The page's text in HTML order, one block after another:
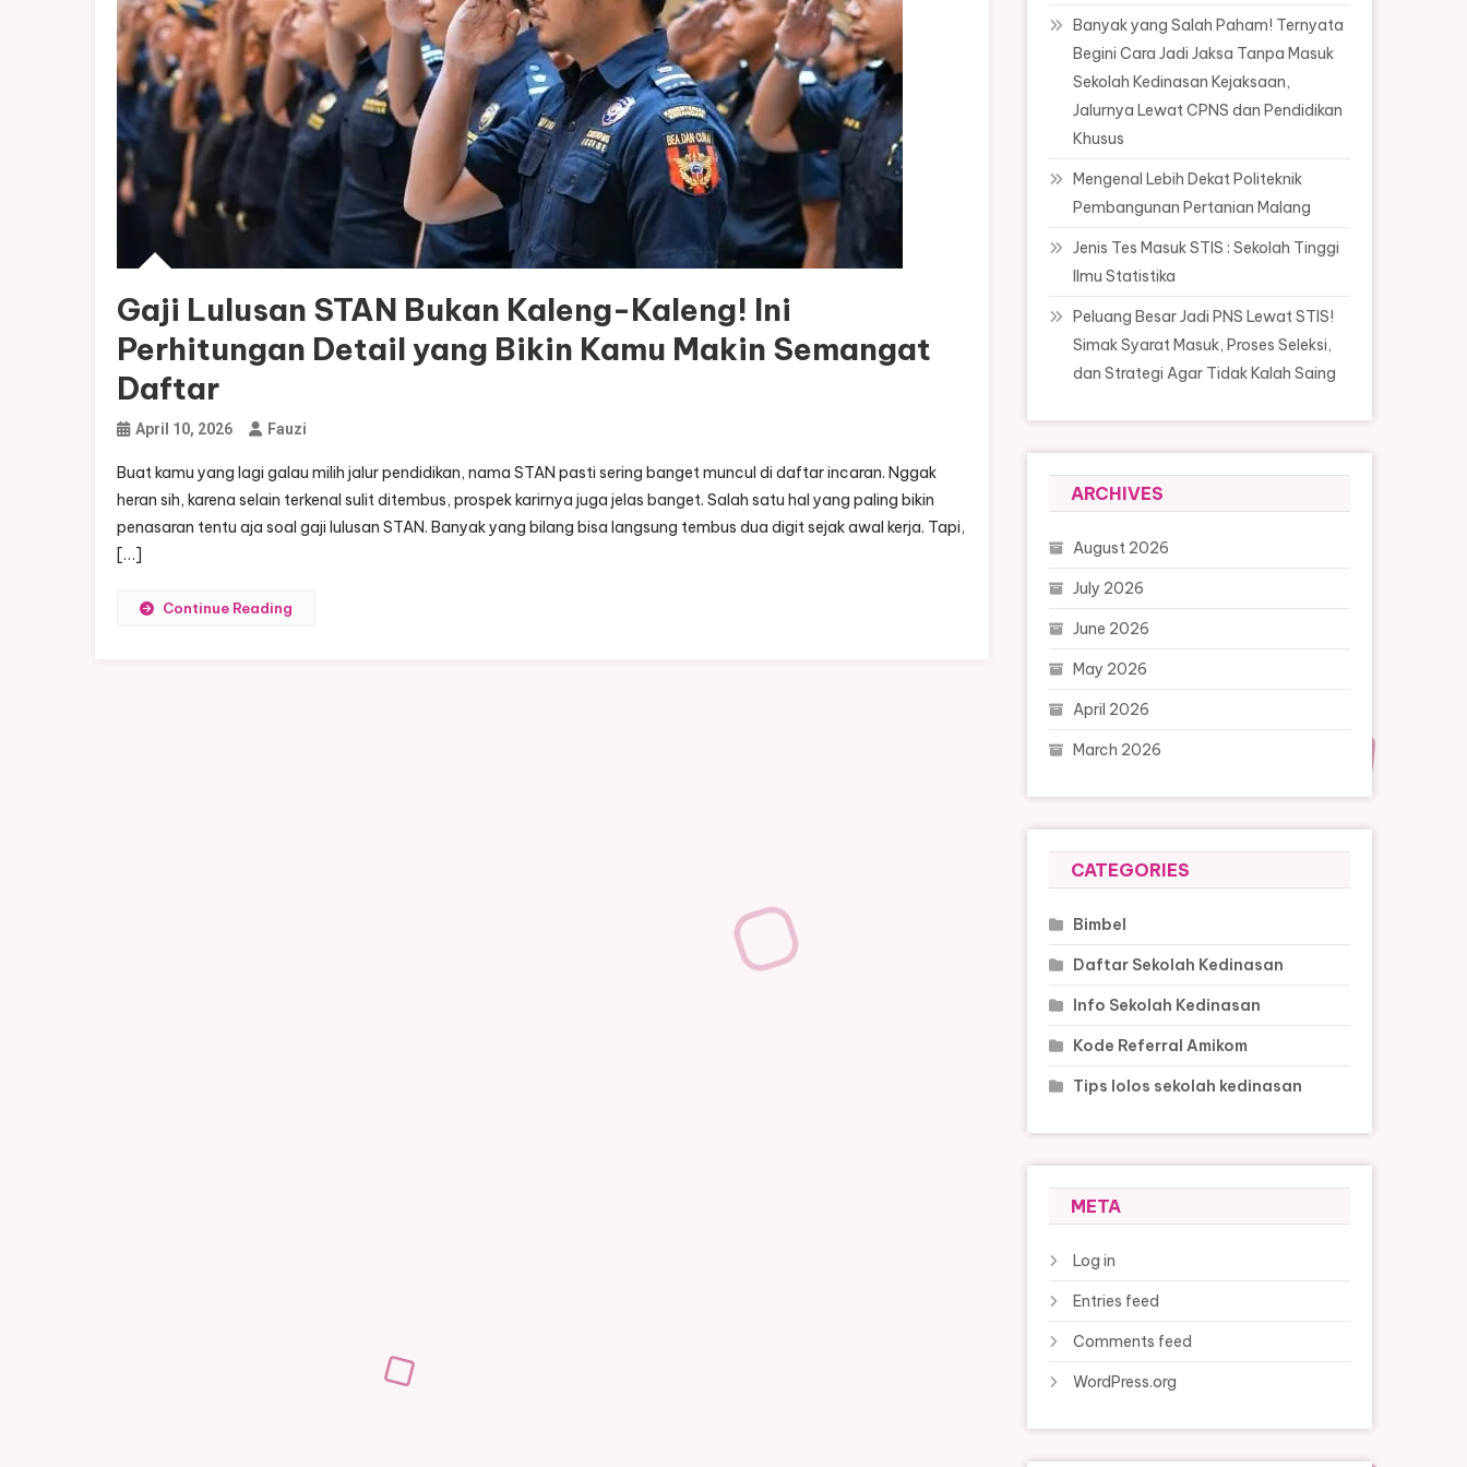
Gaji Lulusan STAN Bukan Kaleng-Kaleng! Ini
Perhitungan Detail yang Bikin Kamu Makin Semangat
Daftar
April 10, 2026 Fauzi
Buat kamu yang lagi galau milih jalur pendidikan, nama STAN pasti sering banget muncul di daftar incaran. Nggak
heran sih, karena selain terkenal sulit ditembus, prospek karirnya juga jelas banget. Salah satu hal yang paling bikin
penasaran tentu aja soal gaji lulusan STAN. Banyak yang bilang bisa langsung tembus dua digit sejak awal kerja. Tapi,
[…]
Continue Reading
Banyak yang Salah Paham! Ternyata
Begini Cara Jadi Jaksa Tanpa Masuk
Sekolah Kedinasan Kejaksaan,
Jalurnya Lewat CPNS dan Pendidikan
Khusus
Mengenal Lebih Dekat Politeknik
Pembangunan Pertanian Malang
Jenis Tes Masuk STIS : Sekolah Tinggi
Ilmu Statistika
Peluang Besar Jadi PNS Lewat STIS!
Simak Syarat Masuk, Proses Seleksi,
dan Strategi Agar Tidak Kalah Saing
ARCHIVES
August 2026
July 2026
June 2026
May 2026
April 2026
March 2026
CATEGORIES
Bimbel
Daftar Sekolah Kedinasan
Info Sekolah Kedinasan
Kode Referral Amikom
Tips lolos sekolah kedinasan
META
Log in
Entries feed
Comments feed
WordPress.org